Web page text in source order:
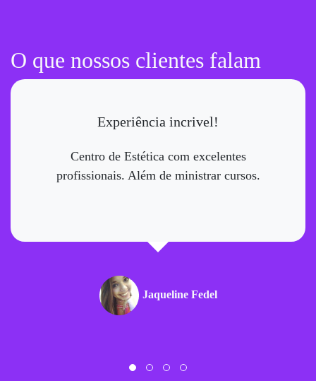
O que nossos clientes falam
Experiência incrivel!
Centro de Estética com excelentes
profissionais. Além de ministrar cursos.
Jaqueline Fedel